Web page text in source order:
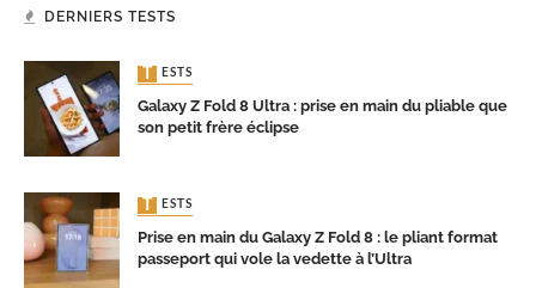
DERNIERS TESTS
TESTS
Galaxy Z Fold 8 Ultra : prise en main du pliable que
son petit frère éclipse
TESTS
Prise en main du Galaxy Z Fold 8 : le pliant format
passeport qui vole la vedette à l’Ultra